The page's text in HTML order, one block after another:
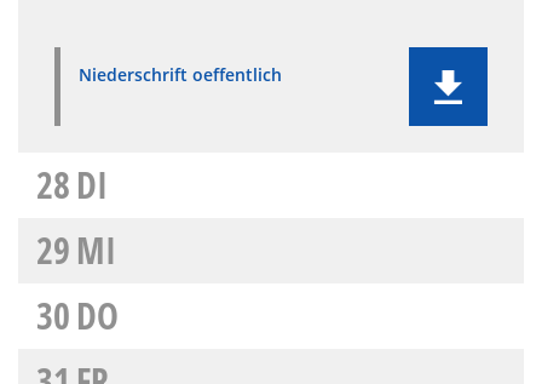
Niederschrift oeffentlich
28DI
29MI
30DO